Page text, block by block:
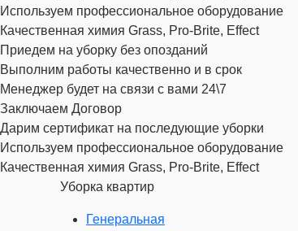
Используем профессиональное оборудование
Качественная химия Grass, Pro-Brite, Effect
Приедем на уборку без опозданий
Выполним работы качественно и в срок
Менеджер будет на связи с вами 24\7
Заключаем Договор
Дарим сертификат на последующие уборки
Используем профессиональное оборудование
Качественная химия Grass, Pro-Brite, Effect
Уборка квартир
Генеральная